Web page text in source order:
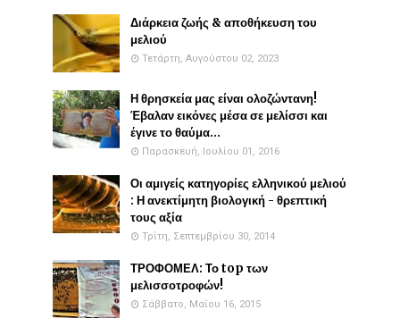
Διάρκεια ζωής & αποθήκευση του
μελιού
Τετάρτη, Αυγούστου 02, 2023
Η θρησκεία μας είναι ολοζώντανη!
Έβαλαν εικόνες μέσα σε μελίσσι και
έγινε το θαύμα...
Παρασκευή, Ιουλίου 01, 2016
Οι αμιγείς κατηγορίες ελληνικού μελιού
: Η ανεκτίμητη βιολογική - θρεπτική
τους αξία
Τρίτη, Σεπτεμβρίου 30, 2014
ΤΡΟΦΟΜΕΛ: Το top των
μελισσοτροφών!
Σάββατο, Μαΐου 16, 2015